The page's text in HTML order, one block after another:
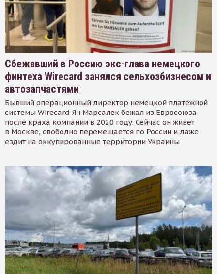
Сбежавший в Россию экс-глава немецкого
финтеха Wirecard занялся сельхозбизнесом и
автозапчастями
Бывший операционный директор немецкой платёжной
системы Wirecard Ян Марсалек бежал из Евросоюза
после краха компании в 2020 году. Сейчас он живёт
в Москве, свободно перемещается по России и даже
ездит на оккупированные территории Украины